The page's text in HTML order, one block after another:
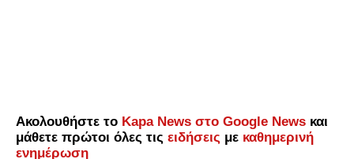
Ακολουθήστε το Kapa News στο Google News και
μάθετε πρώτοι όλες τις ειδήσεις με καθημερινή
ενημέρωση